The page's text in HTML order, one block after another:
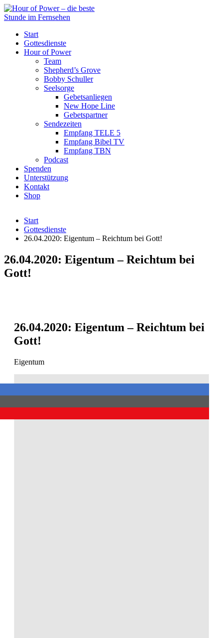
Start
Gottesdienste
Hour of Power
Team
Shepherd’s Grove
Bobby Schuller
Seelsorge
Gebetsanliegen
New Hope Line
Gebetspartner
Sendezeiten
Empfang TELE 5
Empfang Bibel TV
Empfang TBN
Podcast
Spenden
Unterstützung
Kontakt
Shop
Start
Gottesdienste
26.04.2020: Eigentum – Reichtum bei Gott!
26.04.2020: Eigentum – Reichtum bei
Gott!
26.04.2020: Eigentum – Reichtum bei
Gott!
Eigentum